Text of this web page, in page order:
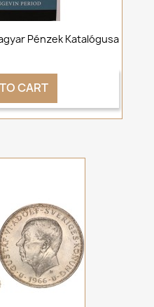
Pénzek Katalógusa
CART